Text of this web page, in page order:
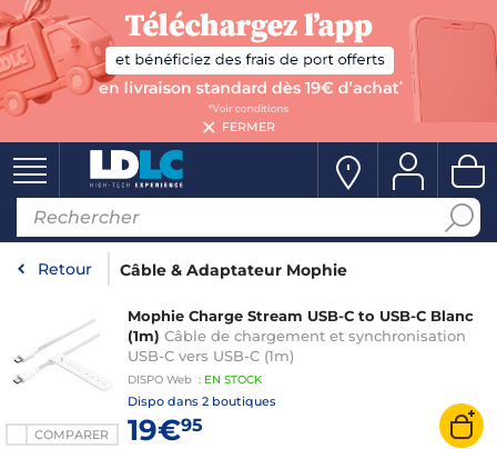
FERMER
Retour Câble & Adaptateur Mophie
COMPARER
Mophie Charge Stream USB-C to USB-C Blanc
(1m) Câble de chargement et synchronisation
USB-C vers USB-C (1m)
DISPO Web : EN STOCK
Dispo dans 2 boutiques
19€95